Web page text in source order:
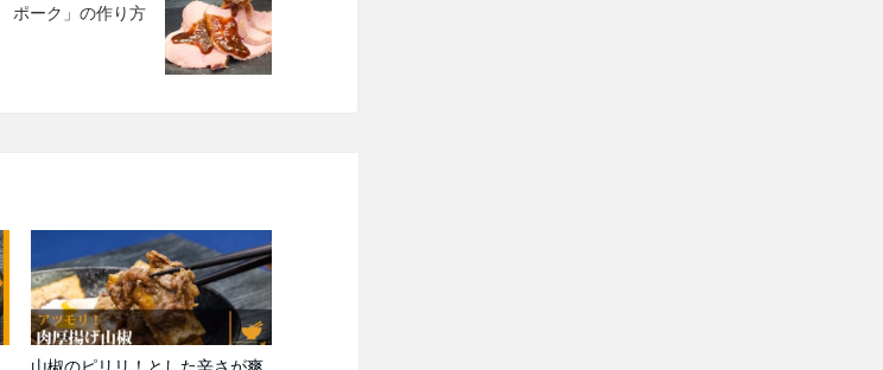
ポーク」の作り方